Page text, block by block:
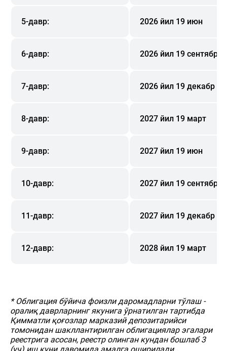
5-давр: 2026 йил 19 июн
6-давр: 2026 йил 19 сентябр
7-давр: 2026 йил 19 декабр
8-давр: 2027 йил 19 март
9-давр: 2027 йил 19 июн
10-давр: 2027 йил 19 сентябр
11-давр: 2027 йил 19 декабр
12-давр: 2028 йил 19 март
* Облигация бўйича фоизли даромадларни тўлаш -
оралиқ даврларнинг якунига ўрнатилган тартибда
Қимматли қоғозлар марказий депозитарийси
томонидан шакллантирилган облигациялар эгалари
реестрига асосан, реестр олинган кундан бошлаб 3